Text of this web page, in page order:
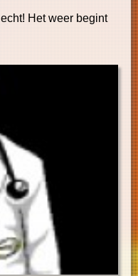
Het weer begint